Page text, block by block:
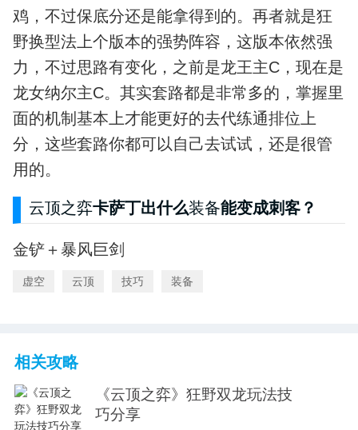
鸡，不过保底分还是能拿得到的。再者就是狂
野换型法上个版本的强势阵容，这版本依然强
力，不过思路有变化，之前是龙王主C，现在是
龙女纳尔主C。其实套路都是非常多的，掌握里
面的机制基本上才能更好的去代练通排位上
分，这些套路你都可以自己去试试，还是很管
用的。
云顶之弈卡萨丁出什么装备能变成刺客？
金铲＋暴风巨剑
虚空 云顶 技巧 装备
相关攻略
《云顶之弈》狂野双龙玩法技
巧分享